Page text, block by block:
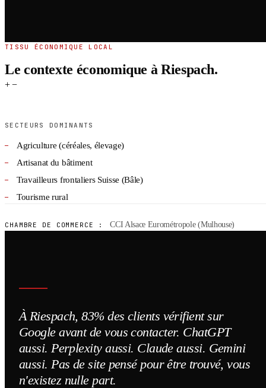
TISSU ÉCONOMIQUE LOCAL
Le contexte économique à Riespach.
+ −
SECTEURS DOMINANTS
Agriculture (céréales, élevage)
Artisanat du bâtiment
Travailleurs frontaliers Suisse (Bâle)
Tourisme rural
CHAMBRE DE COMMERCE : CCI Alsace Eurométropole (Mulhouse)
À Riespach, 83% des clients vérifient sur
Google avant de vous contacter. ChatGPT
aussi. Perplexity aussi. Claude aussi. Gemini
aussi. Pas de site pensé pour être trouvé, vous
n'existez nulle part.